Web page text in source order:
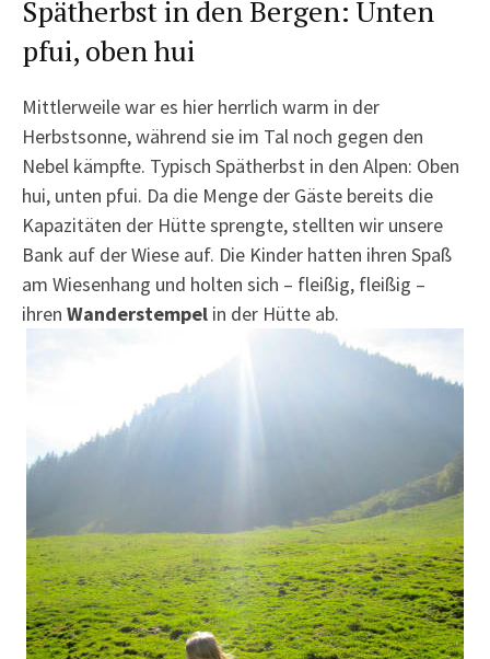
Spätherbst in den Bergen: Unten
pfui, oben hui
Mittlerweile war es hier herrlich warm in der
Herbstsonne, während sie im Tal noch gegen den
Nebel kämpfte. Typisch Spätherbst in den Alpen: Oben
hui, unten pfui. Da die Menge der Gäste bereits die
Kapazitäten der Hütte sprengte, stellten wir unsere
Bank auf der Wiese auf. Die Kinder hatten ihren Spaß
am Wiesenhang und holten sich – fleißig, fleißig –
ihren Wanderstempel in der Hütte ab.